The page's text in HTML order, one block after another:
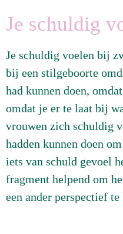
Je schuldig
Je schuldig voelen bij
bij een stilgeboorte
had kunnen doen,
omdat je er te laat bij
vrouwen zich schuldig
hadden kunnen doen
iets van schuld gevoel
fragment helpend om
een ander perspectief te